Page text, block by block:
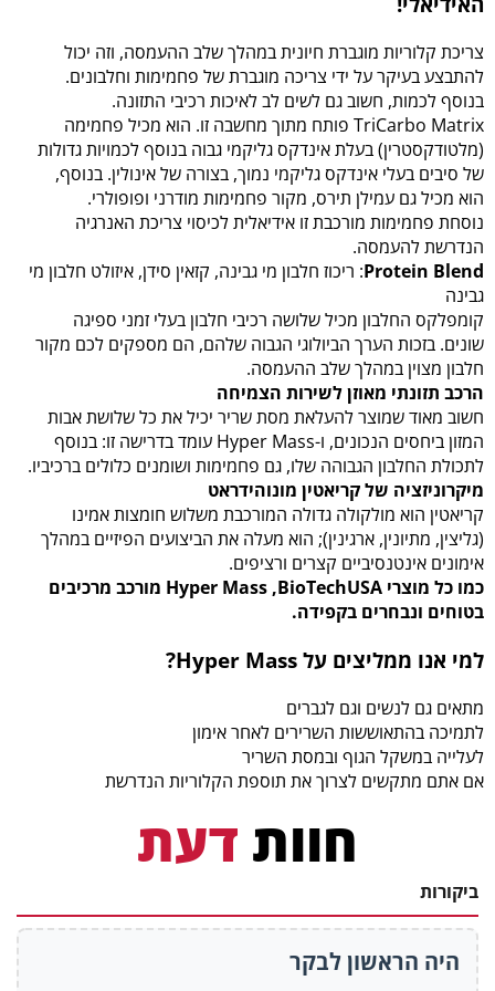
צריכת קלוריות מוגברת חיונית במהלך שלב ההעמסה, וזה יכול
להתבצע בעיקר על ידי צריכה מוגברת של פחמימות וחלבונים.
בנוסף לכמות, חשוב גם לשים לב לאיכות רכיבי התזונה.
TriCarbo Matrix פותח מתוך מחשבה זו. הוא מכיל פחמימה
(מלטודקסטרין) בעלת אינדקס גליקמי גבוה בנוסף לכמויות גדולות
של סיבים בעלי אינדקס גליקמי נמוך, בצורה של אינולין. בנוסף,
הוא מכיל גם עמילן תירס, מקור פחמימות מודרני ופופולרי.
נוסחת פחמימות מורכבת זו אידיאלית לכיסוי צריכת האנרגיה
הנדרשת להעמסה.
Protein Blend: ריכוז חלבון מי גבינה, קזאין סידן, איזולט חלבון מי
גבינה
קומפלקס החלבון מכיל שלושה רכיבי חלבון בעלי זמני ספיגה
שונים. בזכות הערך הביולוגי הגבוה שלהם, הם מספקים לכם מקור
חלבון מצוין במהלך שלב ההעמסה.
הרכב תזונתי מאוזן לשירות הצמיחה
חשוב מאוד שמוצר להעלאת מסת שריר יכיל את כל שלושת אבות
המזון ביחסים הנכונים, ו-Hyper Mass עומד בדרישה זו: בנוסף
לתכולת החלבון הגבוהה שלו, גם פחמימות ושומנים כלולים ברכיביו.
מיקרוניזציה של קריאטין מונוהידראט
קריאטין הוא מולקולה גדולה המורכבת משלוש חומצות אמינו
(גליצין, מתיונין, ארגינין); הוא מעלה את הביצועים הפיזיים במהלך
אימונים אינטנסיביים קצרים ורציפים.
כמו כל מוצרי Hyper Mass ,BioTechUSA מורכב מרכיבים
בטוחים ונבחרים בקפידה.
למי אנו ממליצים על Hyper Mass?
מתאים גם לנשים וגם לגברים
לתמיכה בהתאוששות השרירים לאחר אימון
לעלייה במשקל הגוף ובמסת השריר
אם אתם מתקשים לצרוך את תוספת הקלוריות הנדרשת
חוות דעת
ביקורות
היה הראשון לבקר